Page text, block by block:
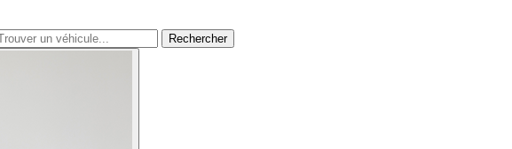
Rechercher